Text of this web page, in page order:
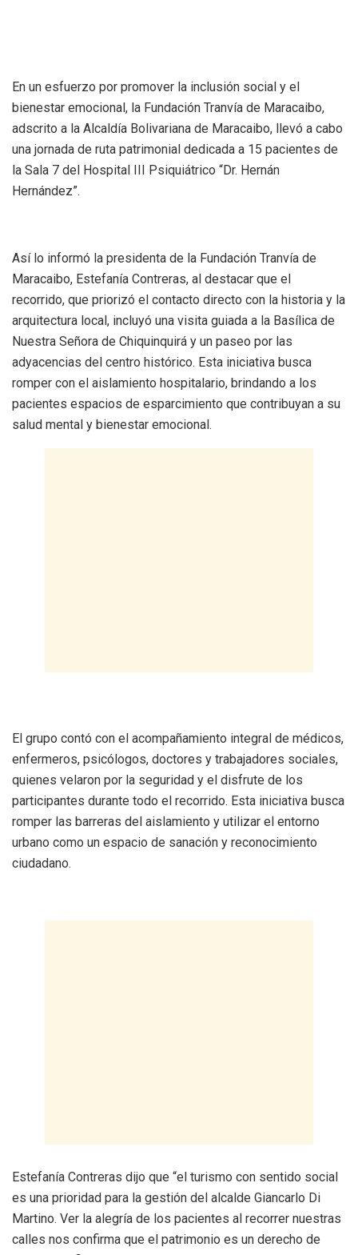
En un esfuerzo por promover la inclusión social y el
bienestar emocional, la Fundación Tranvía de Maracaibo,
adscrito a la Alcaldía Bolivariana de Maracaibo, llevó a cabo
una jornada de ruta patrimonial dedicada a 15 pacientes de
la Sala 7 del Hospital III Psiquiátrico “Dr. Hernán
Hernández”.
Así lo informó la presidenta de la Fundación Tranvía de
Maracaibo, Estefanía Contreras, al destacar que el
recorrido, que priorizó el contacto directo con la historia y la
arquitectura local, incluyó una visita guiada a la Basílica de
Nuestra Señora de Chiquinquirá y un paseo por las
adyacencias del centro histórico. Esta iniciativa busca
romper con el aislamiento hospitalario, brindando a los
pacientes espacios de esparcimiento que contribuyan a su
salud mental y bienestar emocional.
El grupo contó con el acompañamiento integral de médicos,
enfermeros, psicólogos, doctores y trabajadores sociales,
quienes velaron por la seguridad y el disfrute de los
participantes durante todo el recorrido. Esta iniciativa busca
romper las barreras del aislamiento y utilizar el entorno
urbano como un espacio de sanación y reconocimiento
ciudadano.
Estefanía Contreras dijo que “el turismo con sentido social
es una prioridad para la gestión del alcalde Giancarlo Di
Martino. Ver la alegría de los pacientes al recorrer nuestras
calles nos confirma que el patrimonio es un derecho de